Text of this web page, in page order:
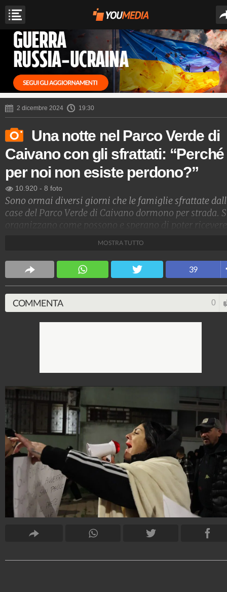
2 dicembre 2024 19:30
Una notte nel Parco Verde di
Caivano con gli sfrattati: “Perché
per noi non esiste perdono?”
10.920 - 8 foto
Sono ormai diversi giorni che le famiglie sfrattate
case del Parco Verde di Caivano dormono per strada.
organizzano come possono e sperano di poter ricevere
Gaia Martignetti
MOSTRA TUTTO
39
COMMENTA 0